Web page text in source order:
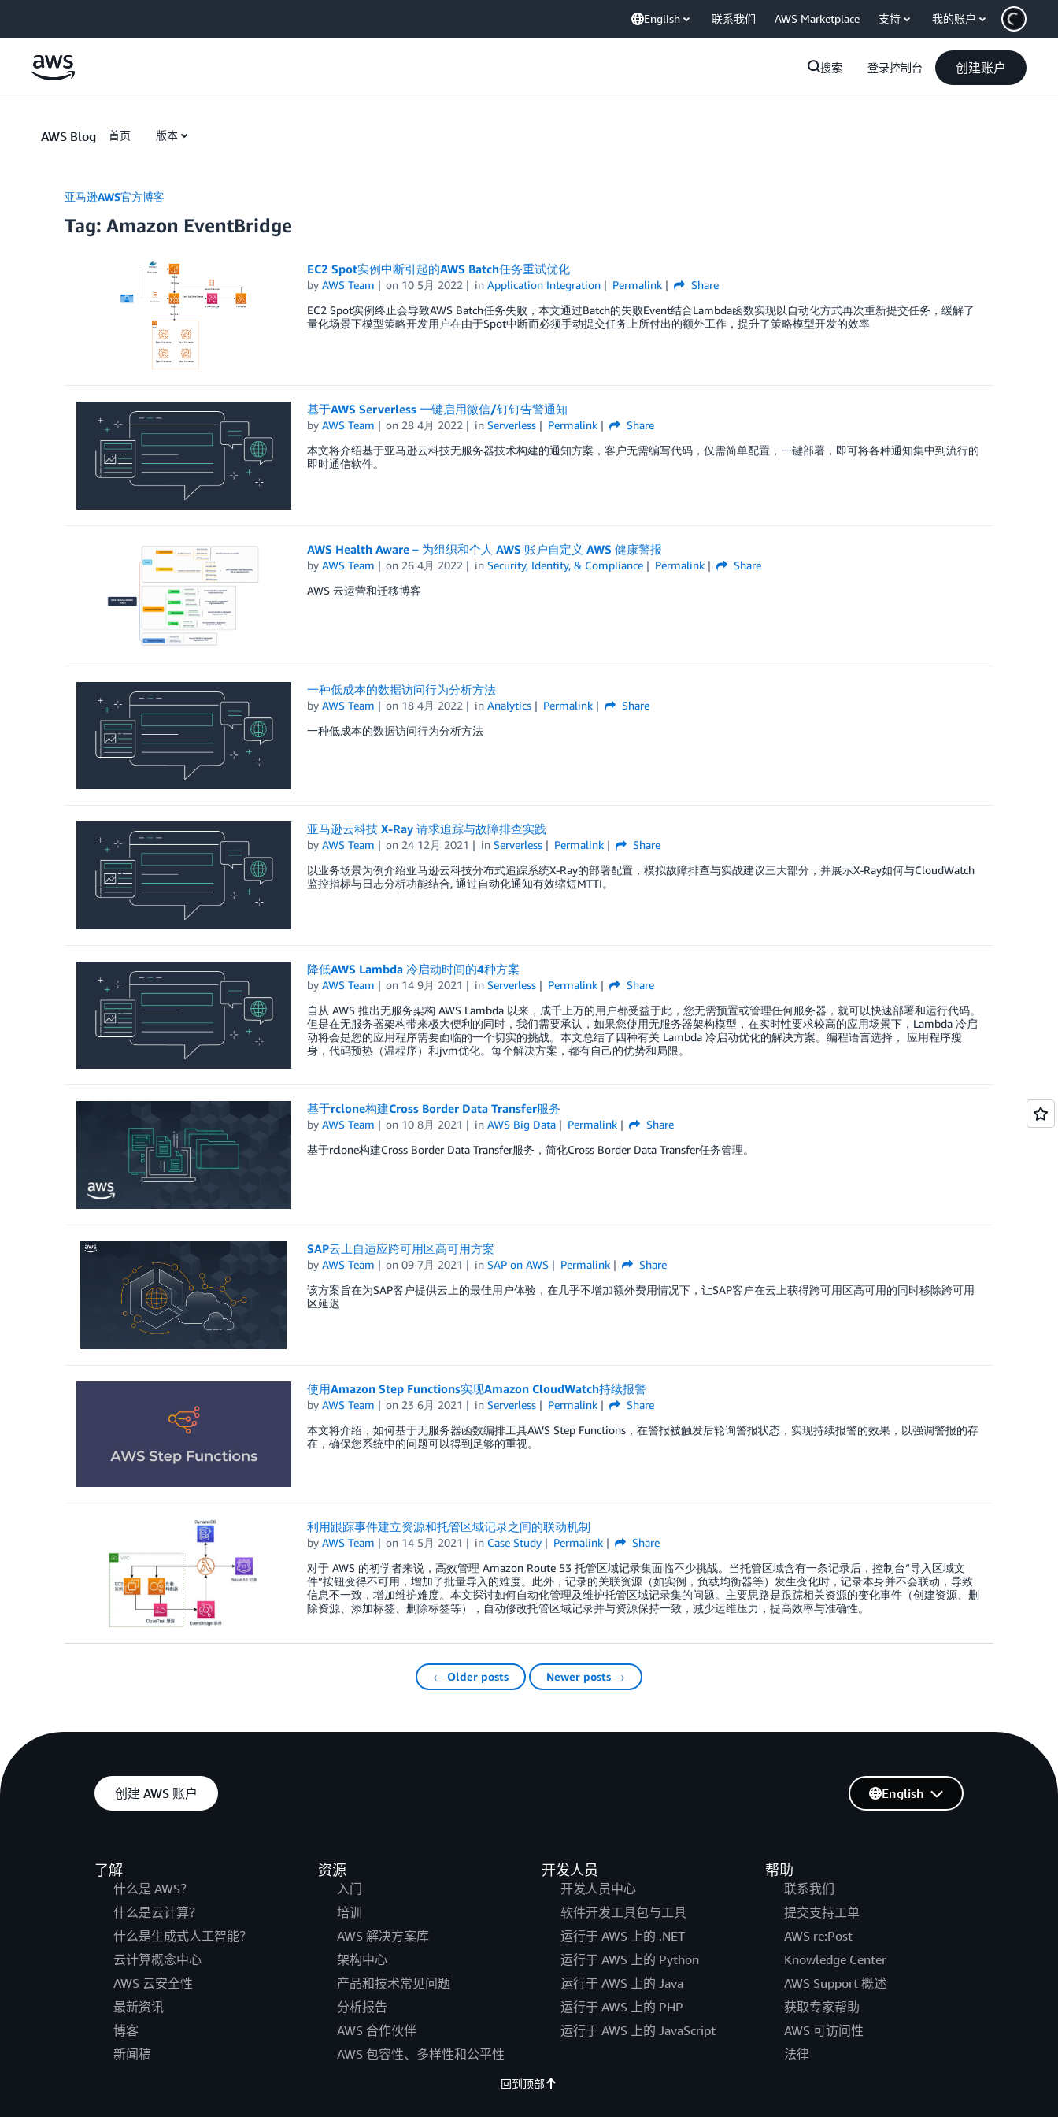
English 联系我们 AWS Marketplace 支持 我的账户
搜索 登录控制台 创建账户
AWS Blog 首页 版本
亚马逊AWS官方博客
Tag: Amazon EventBridge
EC2 Spot实例中断引起的AWS Batch任务重试优化
by AWS Team on 10 5月 2022 inApplication Integration Permalink
Share
EC2 Spot实例终止会导致AWS Batch任务失败，本文通过Batch的失败Event结合Lambda函数实现以自动化方式再次重新提交任务，缓解了
量化场景下模型策略开发用户在由于Spot中断而必须手动提交任务上所付出的额外工作，提升了策略模型开发的效率
基于AWS Serverless 一键启用微信/钉钉告警通知
by AWS Team on 28 4月 2022 inServerless Permalink
Share
本文将介绍基于亚马逊云科技无服务器技术构建的通知方案，客户无需编写代码，仅需简单配置，一键部署，即可将各种通知集中到流行的
即时通信软件。
AWS Health Aware – 为组织和个人 AWS 账户自定义 AWS 健康警报
by AWS Team on 26 4月 2022 inSecurity, Identity, & Compliance Permalink
Share
AWS 云运营和迁移博客
一种低成本的数据访问行为分析方法
by AWS Team on 18 4月 2022 inAnalytics Permalink
Share
一种低成本的数据访问行为分析方法
亚马逊云科技 X-Ray 请求追踪与故障排查实践
by AWS Team on 24 12月 2021 inServerless Permalink
Share
以业务场景为例介绍亚马逊云科技分布式追踪系统X-Ray的部署配置，模拟故障排查与实战建议三大部分，并展示X-Ray如何与CloudWatch
监控指标与日志分析功能结合, 通过自动化通知有效缩短MTTI。
降低AWS Lambda 冷启动时间的4种方案
by AWS Team on 14 9月 2021 inServerless Permalink
Share
自从 AWS 推出无服务架构 AWS Lambda 以来，成千上万的用户都受益于此，您无需预置或管理任何服务器，就可以快速部署和运行代码。
但是在无服务器架构带来极大便利的同时，我们需要承认，如果您使用无服务器架构模型，在实时性要求较高的应用场景下，Lambda 冷启
动将会是您的应用程序需要面临的一个切实的挑战。本文总结了四种有关 Lambda 冷启动优化的解决方案。编程语言选择， 应用程序瘦
身，代码预热（温程序）和jvm优化。每个解决方案，都有自己的优势和局限。
基于rclone构建Cross Border Data Transfer服务
by AWS Team on 10 8月 2021 inAWS Big Data Permalink
Share
基于rclone构建Cross Border Data Transfer服务，简化Cross Border Data Transfer任务管理。
SAP云上自适应跨可用区高可用方案
by AWS Team on09 7月 2021 inSAP on AWS Permalink
Share
该方案旨在为SAP客户提供云上的最佳用户体验，在几乎不增加额外费用情况下，让SAP客户在云上获得跨可用区高可用的同时移除跨可用
区延迟
使用Amazon Step Functions实现Amazon CloudWatch持续报警
by AWS Team on 23 6月 2021 inServerless Permalink
Share
本文将介绍，如何基于无服务器函数编排工具AWS Step Functions，在警报被触发后轮询警报状态，实现持续报警的效果，以强调警报的存
在，确保您系统中的问题可以得到足够的重视。
利用跟踪事件建立资源和托管区域记录之间的联动机制
by AWS Team on 14 5月 2021 in Case Study Permalink
Share
对于 AWS 的初学者来说，高效管理 Amazon Route 53 托管区域记录集面临不少挑战。当托管区域含有一条记录后，控制台“导入区域文
件”按钮变得不可用，增加了批量导入的难度。此外，记录的关联资源（如实例，负载均衡器等）发生变化时，记录本身并不会联动，导致
信息不一致，增加维护难度。本文探讨如何自动化管理及维护托管区域记录集的问题。主要思路是跟踪相关资源的变化事件（创建资源、删
除资源、添加标签、删除标签等），自动修改托管区域记录并与资源保持一致，减少运维压力，提高效率与准确性。
← Older posts Newer posts →
创建 AWS 账户
了解
什么是 AWS？
什么是云计算？
什么是生成式人工智能？
云计算概念中心
AWS 云安全性
最新资讯
博客
新闻稿
资源
入门
培训
AWS 解决方案库
架构中心
产品和技术常见问题
分析报告
AWS 合作伙伴
AWS 包容性、多样性和公平性
开发人员
开发人员中心
软件开发工具包与工具
运行于 AWS 上的 .NET
运行于 AWS 上的 Python
运行于 AWS 上的 Java
运行于 AWS 上的 PHP
运行于 AWS 上的 JavaScript
帮助
联系我们
提交支持工单
AWS re:Post
Knowledge Center
AWS Support 概述
获取专家帮助
AWS 可访问性
法律
English
回到顶部